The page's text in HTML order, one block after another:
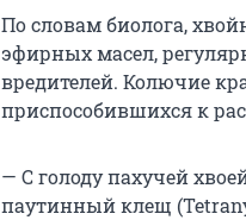
По словам биолога,
эфирных масел,
вредителей. Колючие
приспособившихся к
— С голоду пахучей
паутинный клещ